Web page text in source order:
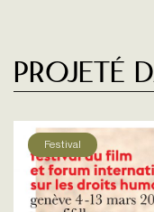
Projeté
Festival